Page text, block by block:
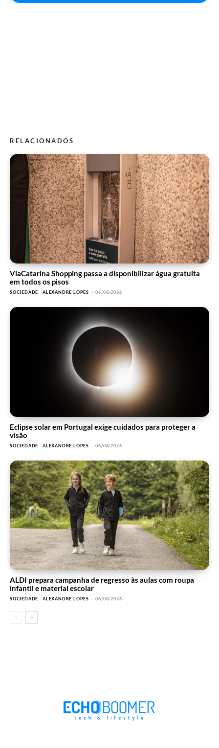
RELACIONADOS
ViaCatarina Shopping passa a disponibilizar água gratuita
em todos os pisos
SOCIEDADE ALEXANDRE LOPES - 06/08/2026
Eclipse solar em Portugal exige cuidados para proteger a
visão
SOCIEDADE ALEXANDRE LOPES - 06/08/2026
ALDI prepara campanha de regresso às aulas com roupa
infantil e material escolar
SOCIEDADE ALEXANDRE LOPES - 06/08/2026